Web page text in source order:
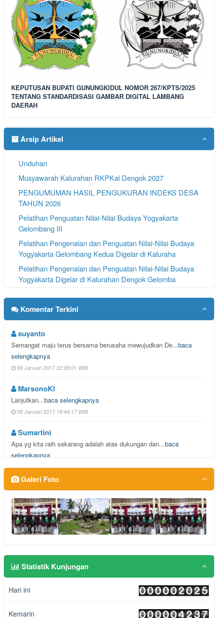
KEPUTUSAN BUPATI GUNUNGKIDUL NOMOR 267/KPTS/2025
TENTANG STANDARDISASI GAMBAR DIGITAL LAMBANG
DAERAH
Arsip Artikel
Unduhan
Musyawarah Kalurahan RKPKal Dengok 2027
PENGUMUMAN HASIL PENGUKURAN INDEKS DESA
TAHUN 2026
Pelatihan Penguatan Nilai-Nilai Budaya Yogyakarta
Gelombang III
Pelatihan Pengenalan dan Penguatan Nilai-Nilai Budaya
Yogyakarta Gelombang Kedua Digelar di Kaluraha
Pelatihan Pengenalan dan Penguatan Nilai-Nilai Budaya
Yogyakarta Digelar di Kalurahan Dengok Gelomba
Komentar Terkini
suyanto
Semangat maju terus bersama berusaha mewujudkan De...baca
selengkapnya
08 Januari 2017 22:39:01 WIB
MarsonoKI
Lanjutkan...baca selengkapnya
08 Januari 2017 19:44:17 WIB
Sumartini
Apa yg kita raih sekarang adalah atas dukungan dan...baca
selengkapnya
25 Oktober 2016 23:48:20 WIB
Sumartini
Apa yg kita raih sekarang adalah atas dukungan dan...baca
selengkapnya
25 Oktober 2016 23:48:13 WIB
Apa yg kita raih sekarang adalah atas dukungan dan...baca
selengkapnya
25 Oktober 2016 23:48:11 WIB
Galeri Foto
Statistik Kunjungan
Hari ini
Kemarin